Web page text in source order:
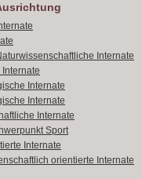
Internate
Internate
Internate
Internate
Sport
Internate
orientierte Internate